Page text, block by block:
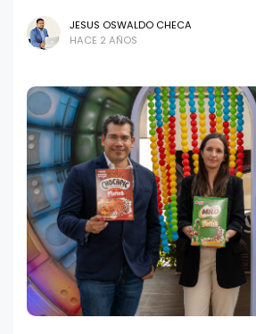
JESUS OSWALDO CHECA
HACE 2 AÑOS